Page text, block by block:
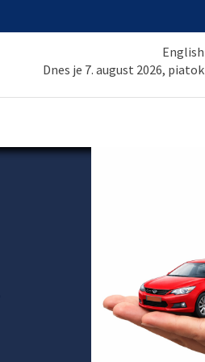
English
Dnes je 7. august 2026, piatok